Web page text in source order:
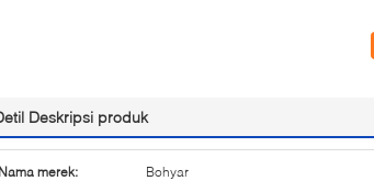
Deskripsi produk
Nama merek: Bohyar